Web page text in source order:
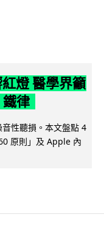
燈 醫學界籲
律
性聽損。本文盤點 4
原則」及 Apple 內